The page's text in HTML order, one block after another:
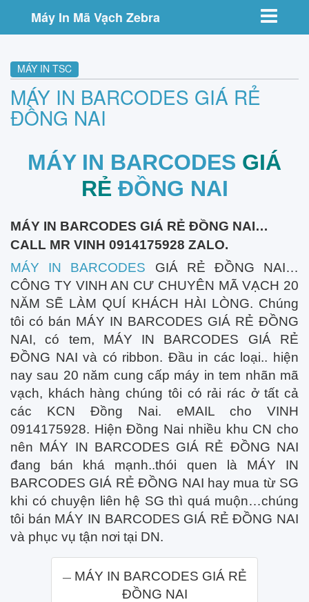
Toggle
Máy In Mã Vạch Zebra
MÁY IN TSC
MÁY IN BARCODES GIÁ RẺ
ĐỒNG NAI
MÁY IN BARCODES GIÁ
RẺ ĐỒNG NAI
MÁY IN BARCODES GIÁ RẺ ĐỒNG NAI…
CALL MR VINH 0914175928 ZALO.
MÁY IN BARCODES GIÁ RẺ ĐỒNG NAI…
CÔNG TY VINH AN CƯ CHUYÊN MÃ VẠCH 20
NĂM SẼ LÀM QUÍ KHÁCH HÀI LÒNG. Chúng
tôi có bán MÁY IN BARCODES GIÁ RẺ ĐỒNG
NAI, có tem, MÁY IN BARCODES GIÁ RẺ
ĐỒNG NAI và có ribbon. Đầu in các loại.. hiện
nay sau 20 năm cung cấp máy in tem nhãn mã
vạch, khách hàng chúng tôi có rải rác ở tất cả
các KCN Đồng Nai. eMAIL cho VINH
0914175928. Hiện Đồng Nai nhiều khu CN cho
nên MÁY IN BARCODES GIÁ RẺ ĐỒNG NAI
đang bán khá mạnh..thói quen là MÁY IN
BARCODES GIÁ RẺ ĐỒNG NAI hay mua từ SG
khi có chuyện liên hệ SG thì quá muộn…chúng
tôi bán MÁY IN BARCODES GIÁ RẺ ĐỒNG NAI
và phục vụ tận nơi tại DN.
MÁY IN BARCODES GIÁ RẺ
ĐỒNG NAI